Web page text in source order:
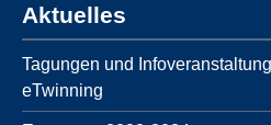
Aktuelles
Tagungen und
eTwinning